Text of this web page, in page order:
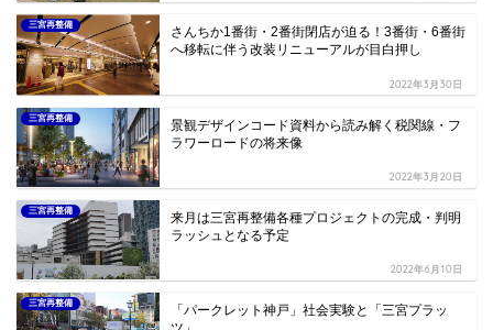
三宮再整備
さんちか1番街・2番街閉店が迫る！3番街・6番街
へ移転に伴う改装リニューアルが目白押し
2022年3月30日
三宮再整備
景観デザインコード資料から読み解く税関線・フ
ラワーロードの将来像
2022年3月20日
三宮再整備
来月は三宮再整備各種プロジェクトの完成・判明
ラッシュとなる予定
2022年6月10日
三宮再整備
「パークレット神戸」社会実験と「三宮プラッ